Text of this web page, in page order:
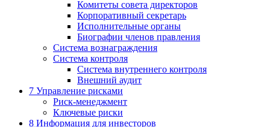
Комитеты совета директоров
Корпоративный секретарь
Исполнительные органы
Биографии членов правления
Система вознаграждения
Система контроля
Система внутреннего контроля
Внешний аудит
7 Управление рисками
Риск-менеджмент
Ключевые риски
8 Информация для инвесторов